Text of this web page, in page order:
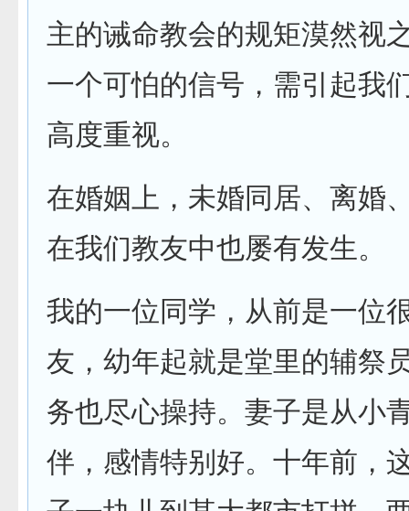
主的诫命教会的规矩漠然视
一个可怕的信号，需引起我
高度重视。
在婚姻上，未婚同居、离婚
在我们教友中也屡有发生。
我的一位同学，从前是一位
友，幼年起就是堂里的辅祭
务也尽心操持。妻子是从小
伴，感情特别好。十年前，